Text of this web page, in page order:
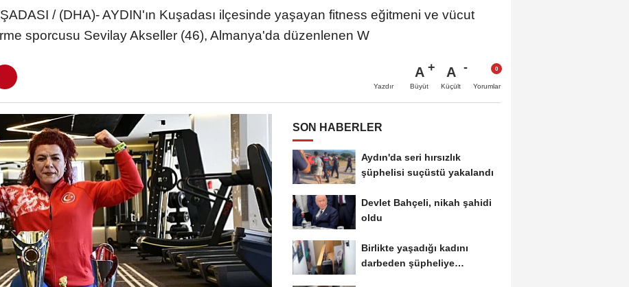
/ (DHA)- AYDIN'ın Kuşadası ilçesinde yaşayan fitness eğitmeni ve vücut
sporcusu Sevilay Akseller (46), Almanya'da düzenlenen W
Yazdır
A
Büyüt
A
Küçült Yorumlar
SON HABERLER
Aydın'da seri hırsızlık
şüphelisi suçüstü yakalandı
Devlet Bahçeli, nikah şahidi
oldu
Birlikte yaşadığı kadını
darbeden şüpheliye